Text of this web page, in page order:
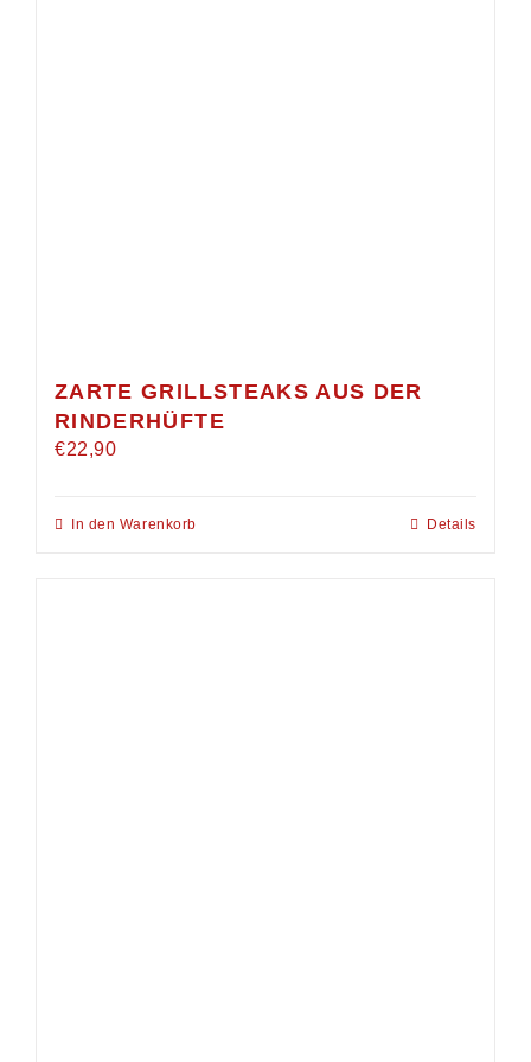
ZARTE GRILLSTEAKS AUS DER
RINDERHÜFTE
€22,90
In den Warenkorb Details